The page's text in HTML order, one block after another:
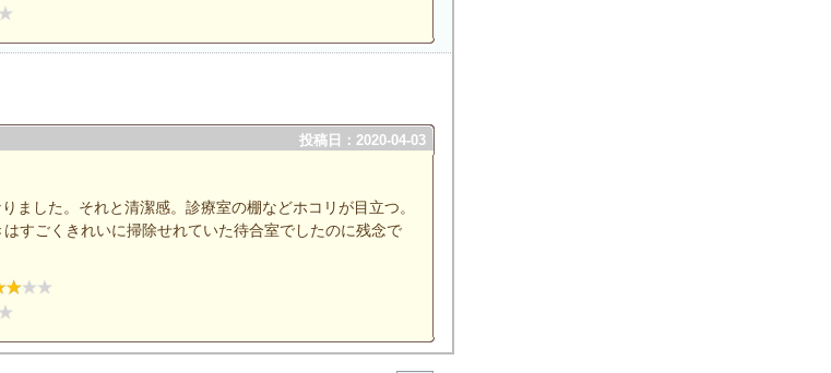
投稿日：2020-04-03
した。それと清潔感。診療室の棚などホコリが目立つ。
すごくきれいに掃除せれていた待合室でしたのに残念で